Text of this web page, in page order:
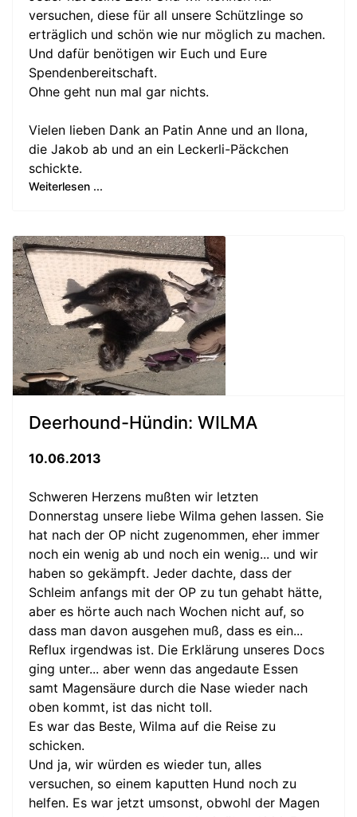
versuchen, diese für all unsere Schützlinge so
erträglich und schön wie nur möglich zu machen.
Und dafür benötigen wir Euch und Eure
Spendenbereitschaft.
Ohne geht nun mal gar nichts.
Vielen lieben Dank an Patin Anne und an Ilona,
die Jakob ab und an ein Leckerli-Päckchen
schickte.
Weiterlesen ...
Deerhound-Hündin: WILMA
10.06.2013
Schweren Herzens mußten wir letzten
Donnerstag unsere liebe Wilma gehen lassen. Sie
hat nach der OP nicht zugenommen, eher immer
noch ein wenig ab und noch ein wenig... und wir
haben so gekämpft. Jeder dachte, dass der
Schleim anfangs mit der OP zu tun gehabt hätte,
aber es hörte auch nach Wochen nicht auf, so
dass man davon ausgehen muß, dass es ein...
Reflux irgendwas ist. Die Erklärung unseres Docs
ging unter... aber wenn das angedaute Essen
samt Magensäure durch die Nase wieder nach
oben kommt, ist das nicht toll.
Es war das Beste, Wilma auf die Reise zu
schicken.
Und ja, wir würden es wieder tun, alles
versuchen, so einem kaputten Hund noch zu
helfen. Es war jetzt umsonst, obwohl der Magen